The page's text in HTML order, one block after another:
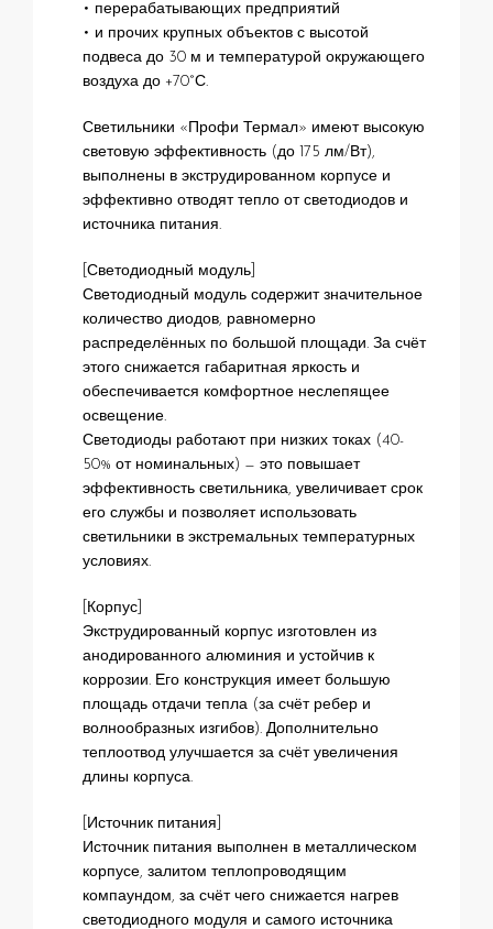
• перерабатывающих предприятий
• и прочих крупных объектов с высотой
подвеса до 30 м и температурой окружающего
воздуха до +70°С.
Светильники «Профи Термал» имеют высокую
световую эффективность (до 175 лм/Вт),
выполнены в экструдированном корпусе и
эффективно отводят тепло от светодиодов и
источника питания.
[Светодиодный модуль]
Светодиодный модуль содержит значительное
количество диодов, равномерно
распределённых по большой площади. За счёт
этого снижается габаритная яркость и
обеспечивается комфортное неслепящее
освещение.
Светодиоды работают при низких токах (40-
50% от номинальных) — это повышает
эффективность светильника, увеличивает срок
его службы и позволяет использовать
светильники в экстремальных температурных
условиях.
[Корпус]
Экструдированный корпус изготовлен из
анодированного алюминия и устойчив к
коррозии. Его конструкция имеет большую
площадь отдачи тепла (за счёт ребер и
волнообразных изгибов). Дополнительно
теплоотвод улучшается за счёт увеличения
длины корпуса.
[Источник питания]
Источник питания выполнен в металлическом
корпусе, залитом теплопроводящим
компаундом, за счёт чего снижается нагрев
светодиодного модуля и самого источника